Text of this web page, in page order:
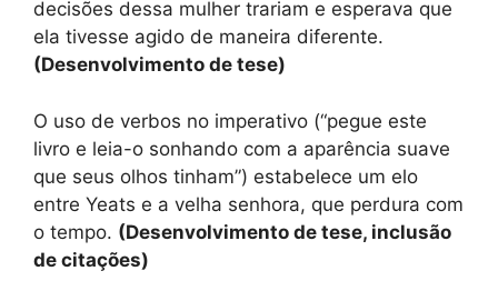
decisões dessa mulher trariam e esperava que
ela tivesse agido de maneira diferente.
(Desenvolvimento de tese)
O uso de verbos no imperativo (“pegue este
livro e leia-o sonhando com a aparência suave
que seus olhos tinham”) estabelece um elo
entre Yeats e a velha senhora, que perdura com
o tempo. (Desenvolvimento de tese, inclusão
de citações)